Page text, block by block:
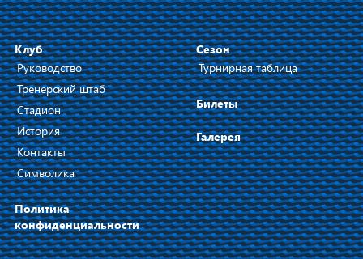
Клуб
Руководство
Тренерский штаб
Стадион
История
Контакты
Символика
Политика
конфиденциальности
Сезон
Турнирная таблица
Билеты
Галерея